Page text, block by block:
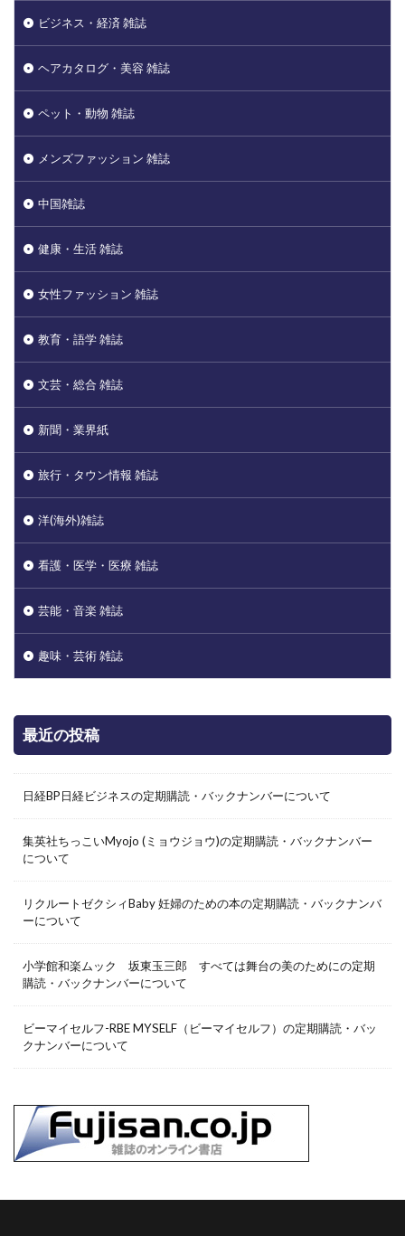
ビジネス・経済 雑誌
ヘアカタログ・美容 雑誌
ペット・動物 雑誌
メンズファッション 雑誌
中国雑誌
健康・生活 雑誌
女性ファッション 雑誌
教育・語学 雑誌
文芸・総合 雑誌
新聞・業界紙
旅行・タウン情報 雑誌
洋(海外)雑誌
看護・医学・医療 雑誌
芸能・音楽 雑誌
趣味・芸術 雑誌
最近の投稿
日経BP日経ビジネスの定期購読・バックナンバーについて
集英社ちっこいMyojo (ミョウジョウ)の定期購読・バックナンバー
について
リクルートゼクシィBaby 妊婦のための本の定期購読・バックナンバ
ーについて
小学館和楽ムック 坂東玉三郎 すべては舞台の美のためにの定期
購読・バックナンバーについて
ビーマイセルフ-RBE MYSELF（ビーマイセルフ）の定期購読・バッ
クナンバーについて